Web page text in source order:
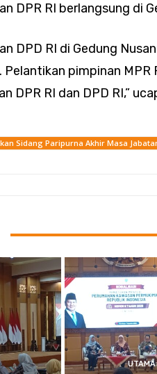
DPR RI berlangsung di
DPD RI di Gedung
Pelantikan pimpinan
DPR RI dan DPD RI,”
Sidang Paripurna Akhir Masa
UTAMA